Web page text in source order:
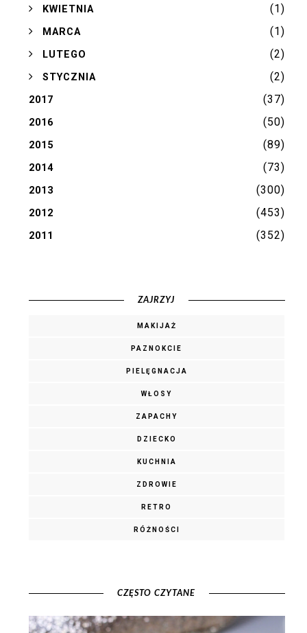
►KWIETNIA (1)
►MARCA (1)
►LUTEGO (2)
►STYCZNIA (2)
2017 (37)
2016 (50)
2015 (89)
2014 (73)
2013 (300)
2012 (453)
2011 (352)
ZAJRZYJ
MAKIJAŻ
PAZNOKCIE
PIELĘGNACJA
WŁOSY
ZAPACHY
DZIECKO
KUCHNIA
ZDROWIE
RETRO
RÓŻNOŚCI
CZĘSTO CZYTANE